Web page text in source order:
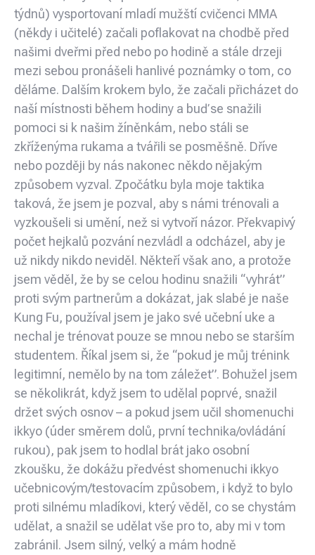
týdnů) vysportovaní mladí mužští cvičenci MMA
(někdy i učitelé) začali poflakovat na chodbě před
našimi dveřmi před nebo po hodině a stále drzeji
mezi sebou pronášeli hanlivé poznámky o tom, co
děláme. Dalším krokem bylo, že začali přicházet do
naší místnosti během hodiny a buď se snažili
pomoci si k našim žíněnkám, nebo stáli se
zkříženýma rukama a tvářili se posměšně. Dříve
nebo později by nás nakonec někdo nějakým
způsobem vyzval. Zpočátku byla moje taktika
taková, že jsem je pozval, aby s námi trénovali a
vyzkoušeli si umění, než si vytvoří názor. Překvapivý
počet hejkalů pozvání nezvládl a odcházel, aby je
už nikdy nikdo neviděl. Někteří však ano, a protože
jsem věděl, že by se celou hodinu snažili “vyhrát”
proti svým partnerům a dokázat, jak slabé je naše
Kung Fu, používal jsem je jako své učební uke a
nechal je trénovat pouze se mnou nebo se starším
studentem. Říkal jsem si, že “pokud je můj trénink
legitimní, nemělo by na tom záležet”. Bohužel jsem
se několikrát, když jsem to udělal poprvé, snažil
držet svých osnov – a pokud jsem učil shomenuchi
ikkyo (úder směrem dolů, první technika/ovládání
rukou), pak jsem to hodlal brát jako osobní
zkoušku, že dokážu předvést shomenuchi ikkyo
učebnicovým/testovacím způsobem, i když to bylo
proti silnému mladíkovi, který věděl, co se chystám
udělat, a snažil se udělat vše pro to, aby mi v tom
zabránil. Jsem silný, velký a mám hodně